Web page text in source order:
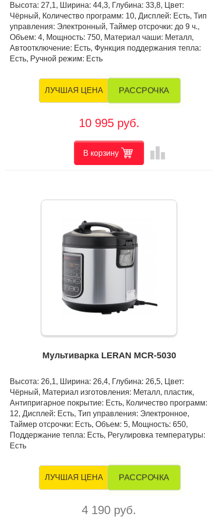
Высота: 27,1, Ширина: 44,3, Глубина: 33,8, Цвет:
Чёрный, Количество программ: 10, Дисплей: Есть, Тип
управления: Электронный, Таймер отсрочки: до 9 ч.,
Объем: 4, Мощность: 750, Материал чаши: Металл,
Автоотключение: Есть, Функция поддержания тепла:
Есть, Ручной режим: Есть
ЛУЧШАЯ ЦЕНА РАССРОЧКА
10 995 руб.
В корзину leaderboard
Мультиварка LERAN MCR-5030
Высота: 26,1, Ширина: 26,4, Глубина: 26,5, Цвет:
Чёрный, Материал изготовления: Металл, пластик,
Антипригарное покрытие: Есть, Количество программ:
12, Дисплей: Есть, Тип управления: Электронное,
Таймер отсрочки: Есть, Объем: 5, Мощность: 650,
Поддержание тепла: Есть, Регулировка температуры:
Есть
ЛУЧШАЯ ЦЕНА РАССРОЧКА
4 190 руб.